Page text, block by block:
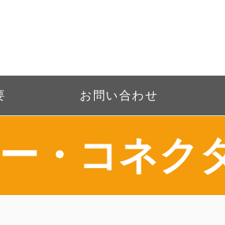
お問い合わせ
・コネク